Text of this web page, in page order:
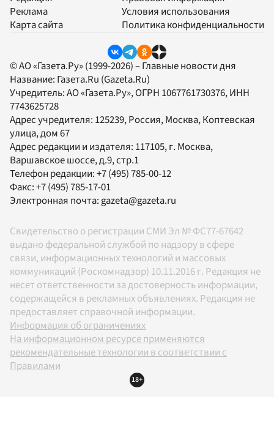
Реклама
Карта сайта
Условия использования
Политика конфиденциальности
© АО «Газета.Ру» (1999-2026) – Главные новости дня
Название: Газета.Ru (Gazeta.Ru)
Учредитель:АО «Газета.Ру», ОГРН 1067761730376, ИНН
7743625728
Адрес учредителя: 125239, Россия, Москва, Коптевская
улица, дом 67
Адрес редакции и издателя: 117105, г. Москва,
Варшавское шоссе, д.9, стр.1
Телефон редакции:+7 (495) 785-00-12
Факс:+7 (495) 785-17-01
Электронная почта: gazeta@gazeta.ru
Свидетельство о регистрации СМИ Эл № ФС77-67642
выдано федеральной службой по надзору в сфере
связи, информационных технологий и массовых
коммуникаций (Роскомнадзор) 10.11.2016 г. Редакция не
несет ответственности за достоверность информации,
содержащейся в рекламных объявлениях. Редакция не
предоставляет справочной информации.
Информация об ограничениях
На информационном ресурсе применяются
рекомендательные технологии в соответствии с
Правилами
18+